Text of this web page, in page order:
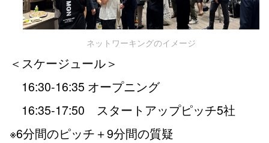
ネットワーキングのイメージ
＜スケージュール＞
16:30-16:35 オープニング
16:35-17:50 スタートアップピッチ5社
※6分間のピッチ＋9分間の質疑